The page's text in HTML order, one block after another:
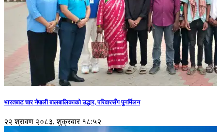
भारतबाट चार नेपाली बालबालिकाको उद्धार, परिवारसँग पुनर्मिलन
२२ श्रावण २०८३, शुक्रबार १८:५२